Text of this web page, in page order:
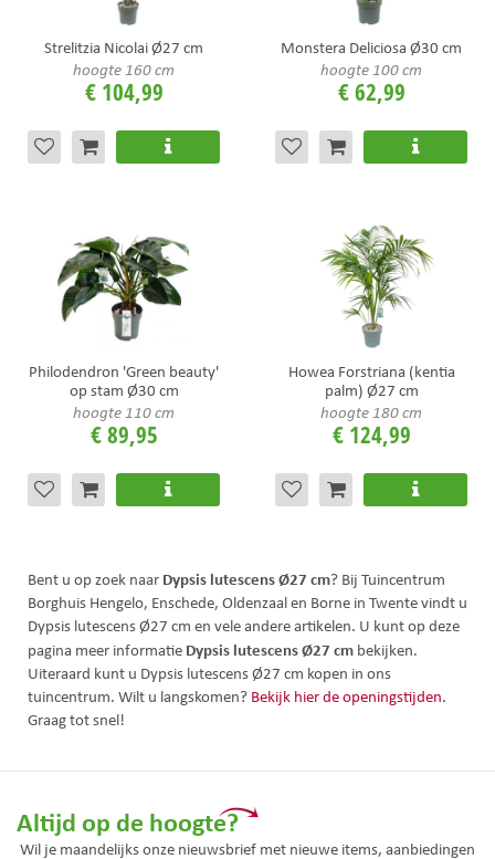
Strelitzia Nicolai Ø27 cm
hoogte 160 cm
€ 104,99
Monstera Deliciosa Ø30 cm
hoogte 100 cm
€62,99
Philodendron 'Green beauty'
op stam Ø30 cm
hoogte 110 cm
€89,95
Howea Forstriana (kentia
palm) Ø27 cm
hoogte 180 cm
€ 124,99
Bent u op zoek naar Dypsis lutescens Ø27 cm? Bij Tuincentrum
Borghuis Hengelo, Enschede, Oldenzaal en Borne in Twente vindt u
Dypsis lutescens Ø27 cm en vele andere artikelen. U kunt op deze
pagina meer informatie Dypsis lutescens Ø27 cm bekijken.
Uiteraard kunt u Dypsis lutescens Ø27 cm kopen in ons
tuincentrum. Wilt u langskomen? Bekijk hier de openingstijden.
Graag tot snel!
Altijd op de hoogte?
Wil je maandelijks onze nieuwsbrief met nieuwe items, aanbiedingen